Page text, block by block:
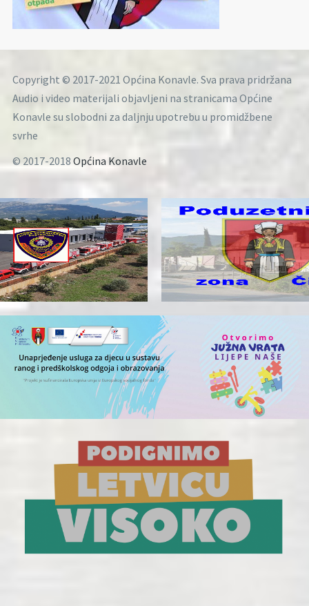
Copyright © 2017-2021 Općina Konavle. Sva prava pridržana
Audio i video materijali objavljeni na stranicama Općine
Konavle su slobodni za daljnju upotrebu u promidžbene
svrhe
© 2017-2018 Općina Konavle